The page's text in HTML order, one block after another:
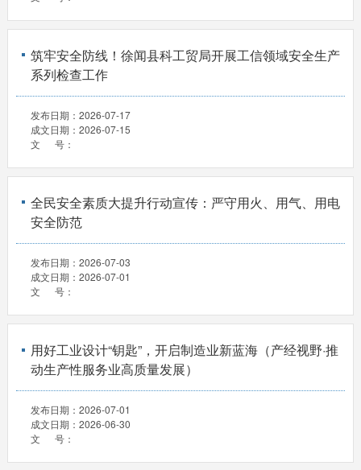
筑牢安全防线！徐闻县科工贸局开展工信领域安全生产
系列检查工作
发布日期： 2026-07-17
成文日期： 2026-07-15
文 号：
全民安全素质大提升行动宣传：严守用火、用气、用电
安全防范
发布日期： 2026-07-03
成文日期： 2026-07-01
文 号：
用好工业设计“钥匙”，开启制造业新蓝海（产经视野·推
动生产性服务业高质量发展）
发布日期： 2026-07-01
成文日期： 2026-06-30
文 号：